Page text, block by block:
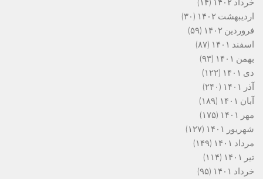
خرداد ۱۴۰۲
(۱۴)
اردیبهشت ۱۴۰۲
(۳۰)
فروردین ۱۴۰۲
(۵۹)
اسفند ۱۴۰۱
(۸۷)
بهمن ۱۴۰۱
(۹۳)
دی ۱۴۰۱
(۱۲۲)
آذر ۱۴۰۱
(۲۴۰)
آبان ۱۴۰۱
(۱۸۹)
مهر ۱۴۰۱
(۱۷۵)
شهریور ۱۴۰۱
(۱۲۷)
مرداد ۱۴۰۱
(۱۴۹)
تیر ۱۴۰۱
(۱۱۴)
خرداد ۱۴۰۱
(۹۵)